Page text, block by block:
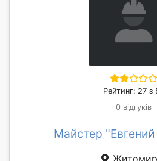
Рейтинг: 27 з
0 відгуків
Майстер
Житомир